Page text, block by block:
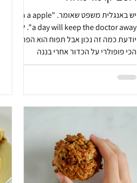
יש באנגלית משפט שאומר. "An a apple
a day will keep the doctor away". לא
יודעת כמה זה נכון אבל תפוח הוא הפרי
הכי פופולרי על הכדור אחרי בננה
ועגבניה. עונת התפוחים החלה ואנחנו
יצאנו לדרך.